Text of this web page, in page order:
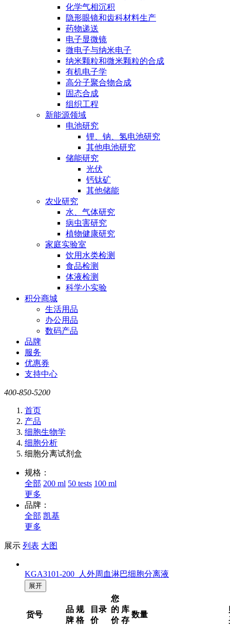
化学气相沉积
隐形眼镜和齿科材料生产
药物递送
电子显微镜
微电子与纳米电子
纳米颗粒和微米颗粒的合成
有机电子学
高分子聚合物合成
固态合成
组织工程
新能源领域
电池研究
锂、钠、氢电池研究
其他电池研究
储能研究
光伏
钙钛矿
其他储能
农业研究
水、气体研究
病虫害研究
植物健康研究
家庭实验室
饮用水类检测
食品检测
体液检测
科学小实验
积分商城
生活用品
办公用品
数码产品
品牌
服务
优惠券
支持中心
400-850-5200
首页
产品
细胞生物学
细胞分析
细胞分离试剂盒
规格：
全部 200 ml 50 tests 100 ml
更多
品牌：
全部 凯基
更多
展示 列表 大图
KGA3101-200 人外周血淋巴细胞分离液
展开
货号
品
牌
规
格
目录
价
您
的
价
库
存
数量